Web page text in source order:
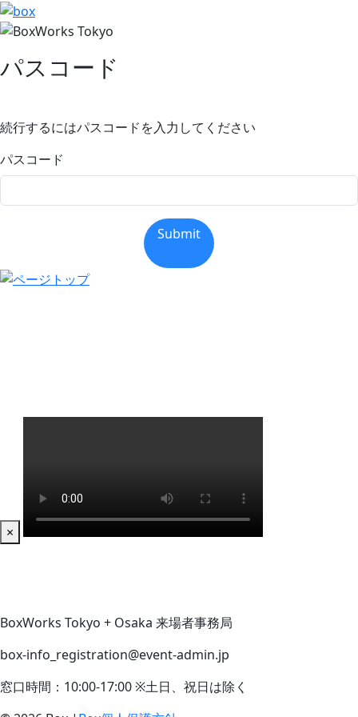
パスコード
続行するにはパスコードを入力してください
パスコード
Submit
BoxWorks Tokyo + Osaka 来場者事務局
box-info_registration@event-admin.jp
窓口時間：10:00-17:00 ※土日、祝日は除く
×